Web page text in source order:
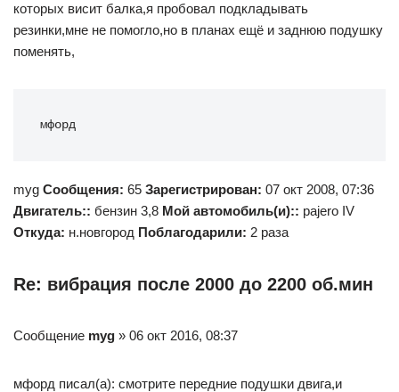
которых висит балка,я пробовал подкладывать
резинки,мне не помогло,но в планах ещё и заднюю подушку
поменять,
мфорд
myg Сообщения: 65 Зарегистрирован: 07 окт 2008, 07:36
Двигатель:: бензин 3,8 Мой автомобиль(и):: pajero IV
Откуда: н.новгород Поблагодарили: 2 раза
Re: вибрация после 2000 до 2200 об.мин
Сообщение myg » 06 окт 2016, 08:37
мфорд писал(а): смотрите передние подушки двига,и